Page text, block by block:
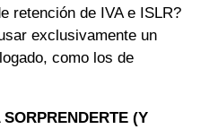
retención de IVA e ISLR?
exclusivamente un
como los de
(Y